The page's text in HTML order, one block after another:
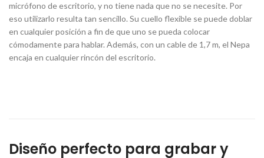
micrófono de escritorio, y no tiene nada que no se necesite. Por
eso utilizarlo resulta tan sencillo. Su cuello flexible se puede doblar
en cualquier posición a fin de que uno se pueda colocar
cómodamente para hablar. Además, con un cable de 1,7 m, el Nepa
encaja en cualquier rincón del escritorio.
Diseño perfecto para grabar y